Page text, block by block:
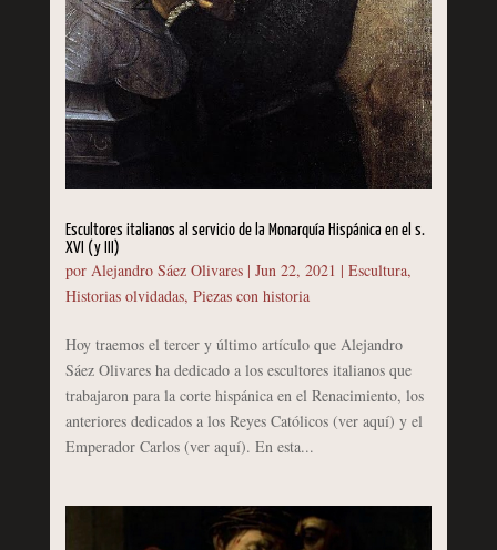
Escultores italianos al servicio de la Monarquía Hispánica en el s.
XVI (y III)
por Alejandro Sáez Olivares| Jun 22, 2021 | Escultura,
Historias olvidadas, Piezas con historia
Hoy traemos el tercer y último artículo que Alejandro
Sáez Olivares ha dedicado a los escultores italianos que
trabajaron para la corte hispánica en el Renacimiento, los
anteriores dedicados a los Reyes Católicos (ver aquí) y el
Emperador Carlos (ver aquí). En esta...